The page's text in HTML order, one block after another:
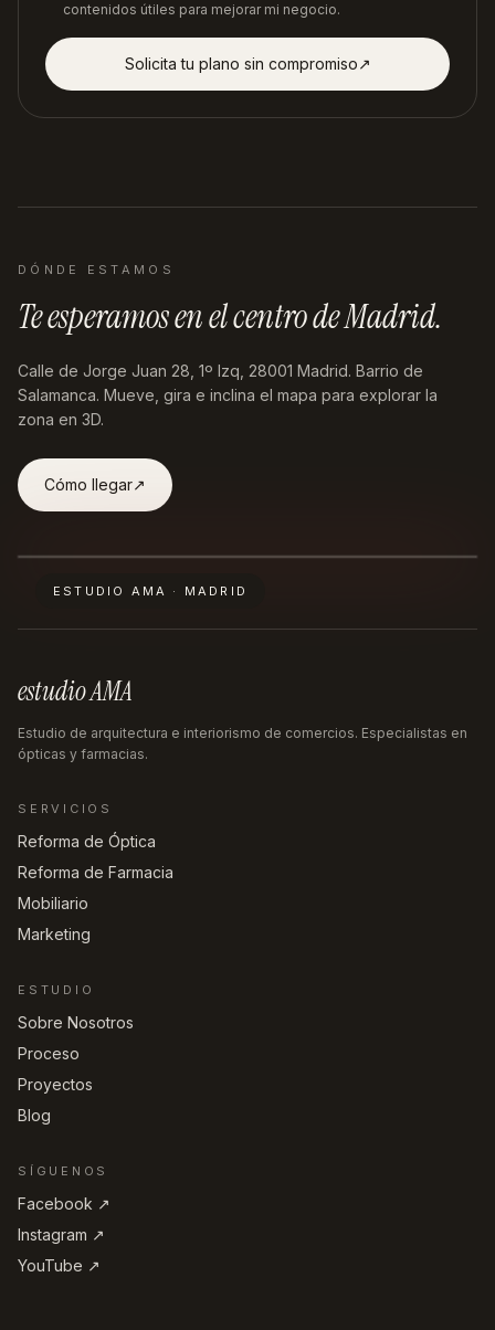
contenidos útiles para mejorar mi negocio.
Solicita tu plano sin compromiso↗︎
DÓNDE ESTAMOS
Te esperamos enel centro de Madrid.
Calle de Jorge Juan 28, 1º Izq, 28001 Madrid. Barrio de
Salamanca. Mueve, gira e inclina el mapa para explorar la
zona en 3D.
Cómo llegar↗︎
ESTUDIO AMA · MADRID
estudio AMA
Estudio de arquitectura e interiorismo de comercios. Especialistas en
ópticas y farmacias.
SERVICIOS
Reforma de Óptica
Reforma de Farmacia
Mobiliario
Marketing
ESTUDIO
Sobre Nosotros
Proceso
Proyectos
Blog
SÍGUENOS
Facebook ↗︎
Instagram ↗︎
YouTube ↗︎